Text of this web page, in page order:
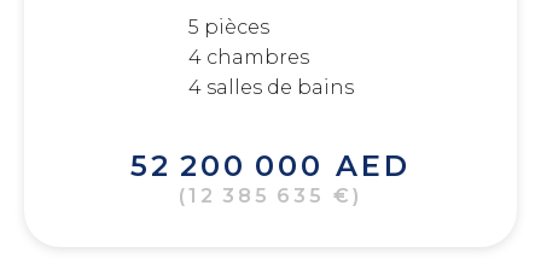
5 pièces
4 chambres
4 salles de bains
52 200 000 AED
(12 385 635 €)